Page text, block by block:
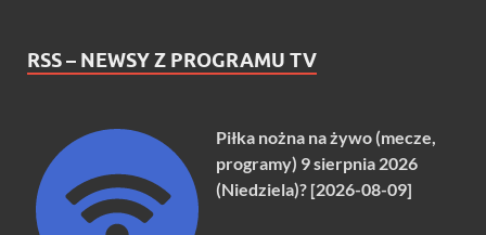
RSS – NEWSY Z PROGRAMU TV
Piłka nożna na żywo (mecze,
programy) 9 sierpnia 2026
(Niedziela)? [2026-08-09]